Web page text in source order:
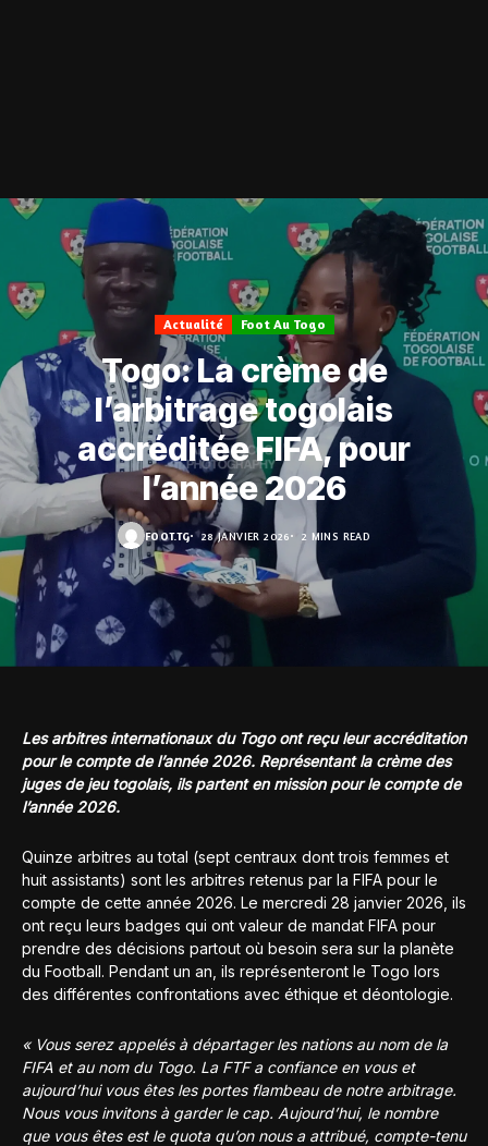
Actualité Foot Au Togo
Togo: La crème de
l’arbitrage togolais
accréditée FIFA, pour
l’année 2026
FOOT.TG 28 JANVIER 2026 2 MINS READ
Les arbitres internationaux du Togo ont reçu leur accréditation
pour le compte de l’année 2026. Représentant la crème des
juges de jeu togolais, ils partent en mission pour le compte de
l’année 2026.
Quinze arbitres au total (sept centraux dont trois femmes et
huit assistants) sont les arbitres retenus par la FIFA pour le
compte de cette année 2026. Le mercredi 28 janvier 2026, ils
ont reçu leurs badges qui ont valeur de mandat FIFA pour
prendre des décisions partout où besoin sera sur la planète
du Football. Pendant un an, ils représenteront le Togo lors
des différentes confrontations avec éthique et déontologie.
« Vous serez appelés à départager les nations au nom de la
FIFA et au nom du Togo. La FTF a confiance en vous et
aujourd’hui vous êtes les portes flambeau de notre arbitrage.
Nous vous invitons à garder le cap. Aujourd’hui, le nombre
que vous êtes est le quota qu’on nous a attribué, compte-tenu